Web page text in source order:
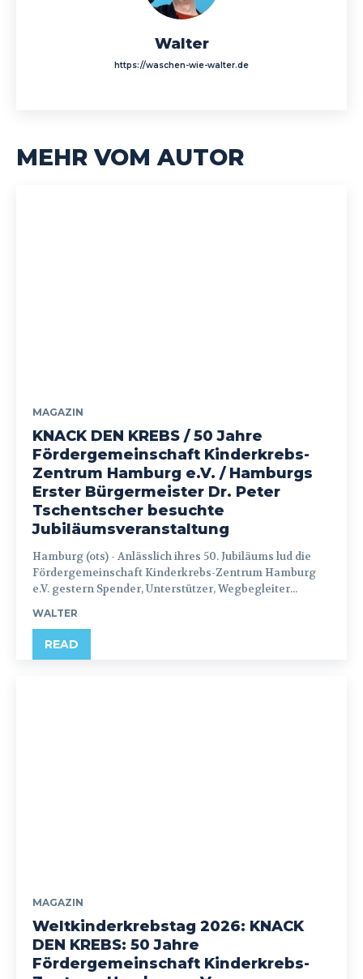
Walter
https://waschen-wie-walter.de
MEHR VOM AUTOR
MAGAZIN
KNACK DEN KREBS / 50 Jahre
Fördergemeinschaft Kinderkrebs-
Zentrum Hamburg e.V. / Hamburgs
Erster Bürgermeister Dr. Peter
Tschentscher besuchte
Jubiläumsveranstaltung
Hamburg (ots) - Anlässlich ihres 50. Jubiläums lud die
Fördergemeinschaft Kinderkrebs-Zentrum Hamburg
e.V. gestern Spender, Unterstützer, Wegbegleiter...
WALTER
READ
MAGAZIN
Weltkinderkrebstag 2026: KNACK
DEN KREBS: 50 Jahre
Fördergemeinschaft Kinderkrebs-